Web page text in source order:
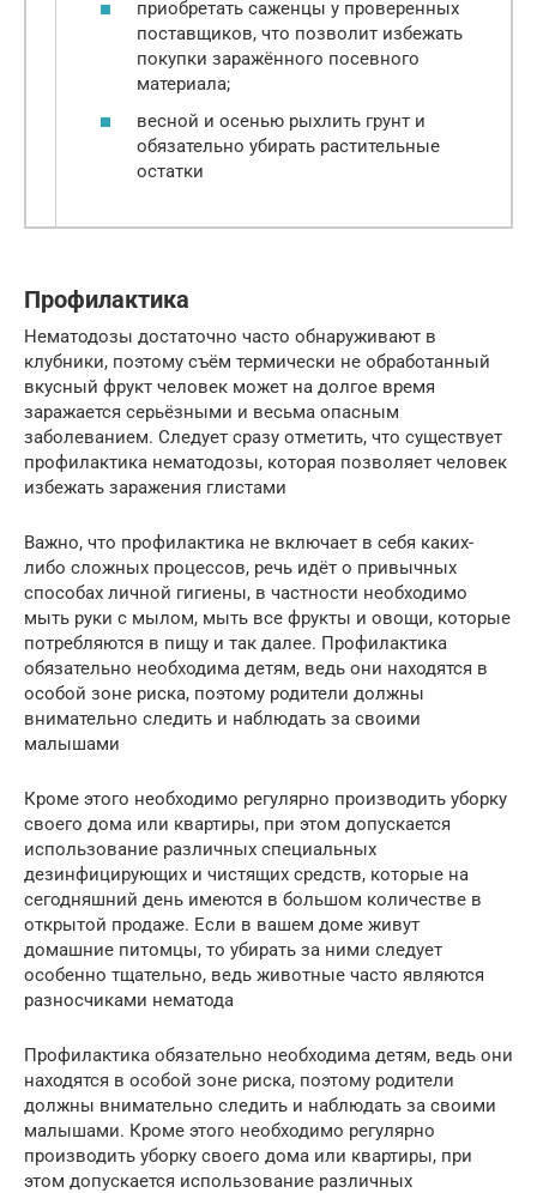
приобретать саженцы у проверенных
поставщиков, что позволит избежать
покупки заражённого посевного
материала;
весной и осенью рыхлить грунт и
обязательно убирать растительные
остатки
Профилактика
Нематодозы достаточно часто обнаруживают в
клубники, поэтому съём термически не обработанный
вкусный фрукт человек может на долгое время
заражается серьёзными и весьма опасным
заболеванием. Следует сразу отметить, что существует
профилактика нематодозы, которая позволяет человек
избежать заражения глистами
Важно, что профилактика не включает в себя каких-
либо сложных процессов, речь идёт о привычных
способах личной гигиены, в частности необходимо
мыть руки с мылом, мыть все фрукты и овощи, которые
потребляются в пищу и так далее. Профилактика
обязательно необходима детям, ведь они находятся в
особой зоне риска, поэтому родители должны
внимательно следить и наблюдать за своими
малышами
Кроме этого необходимо регулярно производить уборку
своего дома или квартиры, при этом допускается
использование различных специальных
дезинфицирующих и чистящих средств, которые на
сегодняшний день имеются в большом количестве в
открытой продаже. Если в вашем доме живут
домашние питомцы, то убирать за ними следует
особенно тщательно, ведь животные часто являются
разносчиками нематода
Профилактика обязательно необходима детям, ведь они
находятся в особой зоне риска, поэтому родители
должны внимательно следить и наблюдать за своими
малышами. Кроме этого необходимо регулярно
производить уборку своего дома или квартиры, при
этом допускается использование различных